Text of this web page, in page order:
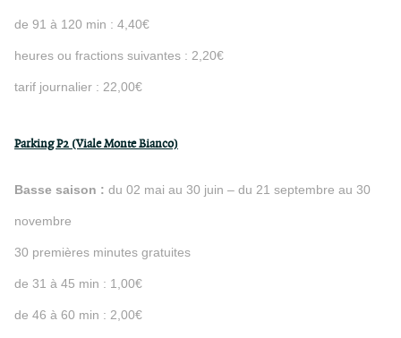
de 91 à 120 min : 4,40€
heures ou fractions suivantes : 2,20€
tarif journalier : 22,00€
Parking P2 (Viale Monte Bianco)
Basse saison : du 02 mai au 30 juin – du 21 septembre au 30
novembre
30 premières minutes gratuites
de 31 à 45 min : 1,00€
de 46 à 60 min : 2,00€